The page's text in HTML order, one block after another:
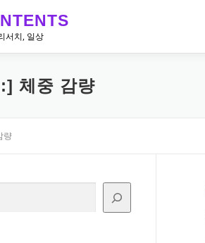
서치, 일상
체중 감량
량